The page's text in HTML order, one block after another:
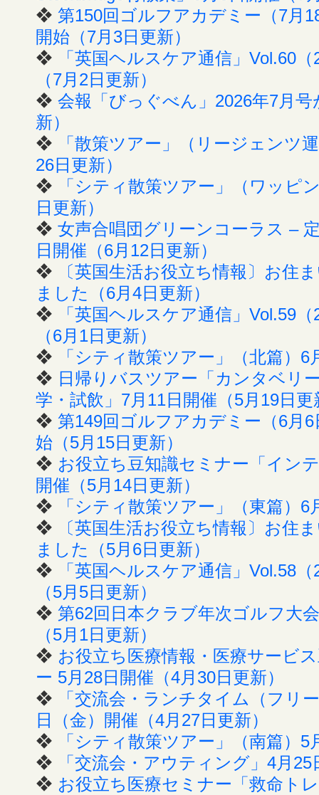
❖ 第150回ゴルフアカデミー（7月
開始（7月3日更新）
❖
「英国ヘルスケア通信」Vol.60
（7月2日更新）
❖ 会報「びっぐべん」2026年7月
新）
❖
「散策ツアー」（リージェンツ
26日更新）
❖
「シティ散策ツアー」（ワッピ
日更新）
❖ 女声合唱団グリーンコーラス –
日開催（6月12日更新）
❖
〔英国生活お役立ち情報〕お住
ました（6月4日更新）
❖
「英国ヘルスケア通信」Vol.59
（6月1日更新）
❖
「シティ散策ツアー」（北篇）
❖ 日帰りバスツアー「カンタベリ
学・試飲」7月11日開催（5月19日更
❖ 第149回ゴルフアカデミー（6月
始（5月15日更新）
❖ お役立ち豆知識セミナー「イン
開催（5月14日更新）
❖
「シティ散策ツアー」（東篇）
❖
〔英国生活お役立ち情報〕お住
ました（5月6日更新）
❖
「英国ヘルスケア通信」Vol.58
（5月5日更新）
❖ 第62回日本クラブ年次ゴルフ大
（5月1日更新）
❖ お役立ち医療情報・医療サービ
ー 5月28日開催（4月30日更新）
❖
「交流会・ランチタイム（フリ
日（金）開催（4月27日更新）
❖
「シティ散策ツアー」（南篇）
❖
「交流会・アウティング」4月
❖ お役立ち医療セミナー「救命ト